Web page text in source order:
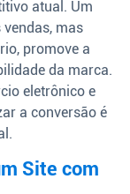
atual. Um
mas
promove a
da marca.
eletrônico e
a conversão é
Site com